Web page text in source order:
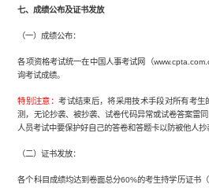
七、成绩公布及证书发放
（一）成绩公布：
各项资格考试统一在中国人事考试网（
询考试成绩。
特别注意：考试结束后，将采用技术手段对所有考
测，无论抄袭、被抄袭、试卷代码异常或试卷答案雷
人员考试中要保护好自己的答卷和答题卡以防被他人抄
（二）证书发放：
各个科目成绩均达到卷面总分60%的考生持学历证书